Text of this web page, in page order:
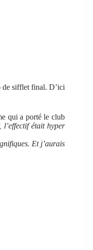
de sifflet final. D’ici
qui a porté le club
l’effectif était hyper
Et j’aurais